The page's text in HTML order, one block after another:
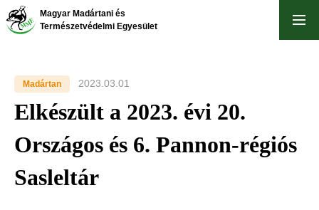
Ugrás
Magyar Madártani és
Természetvédelmi Egyesület
Madártan 2023.03.01
Elkészült a 2023. évi 20.
Országos és 6. Pannon-régiós
Sasleltár